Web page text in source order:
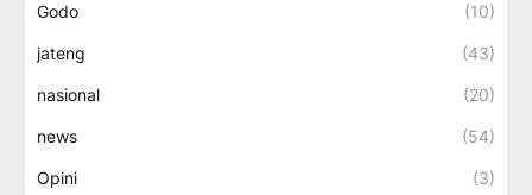
Godo (10)
jateng (43)
nasional (20)
news (54)
Opini (3)